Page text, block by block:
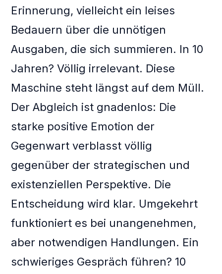
Erinnerung, vielleicht ein leises
Bedauern über die unnötigen
Ausgaben, die sich summieren. In 10
Jahren? Völlig irrelevant. Diese
Maschine steht längst auf dem Müll.
Der Abgleich ist gnadenlos: Die
starke positive Emotion der
Gegenwart verblasst völlig
gegenüber der strategischen und
existenziellen Perspektive. Die
Entscheidung wird klar. Umgekehrt
funktioniert es bei unangenehmen,
aber notwendigen Handlungen. Ein
schwieriges Gespräch führen? 10